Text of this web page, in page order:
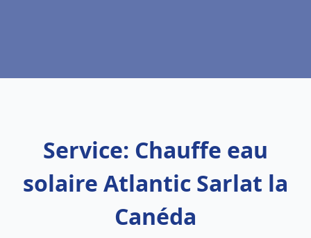
Service: Chauffe eau
solaire Atlantic Sarlat la
Canéda